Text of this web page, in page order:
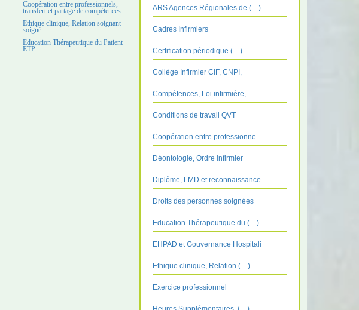
Coopération entre professionnels,
transfert et partage de compétences
Ethique clinique, Relation soignant
soigné
Education Thérapeutique du Patient
ETP
ARS Agences Régionales de (…)
Cadres Infirmiers
Certification périodique (…)
Collège Infirmier CIF, CNPI,
Compétences, Loi infirmière,
Conditions de travail QVT
Coopération entre professionne
Déontologie, Ordre infirmier
Diplôme, LMD et reconnaissance
Droits des personnes soignées
Education Thérapeutique du (…)
EHPAD et Gouvernance Hospitali
Ethique clinique, Relation (…)
Exercice professionnel